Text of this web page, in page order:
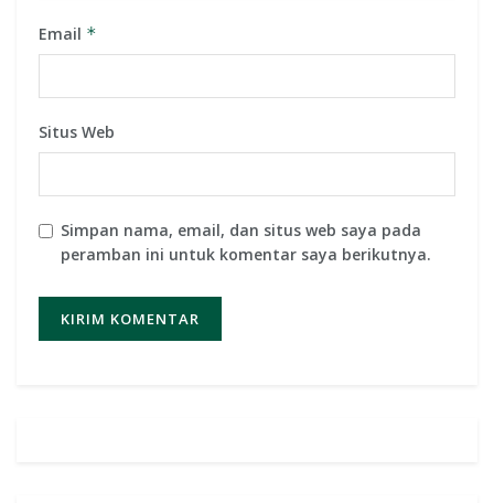
Email *
Situs Web
Simpan nama, email, dan situs web saya pada
peramban ini untuk komentar saya berikutnya.